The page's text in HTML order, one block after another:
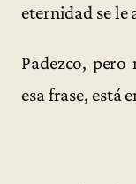
eternidad se le
Padezco,
esa frase, está